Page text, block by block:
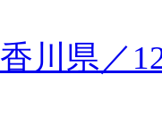
香川県／